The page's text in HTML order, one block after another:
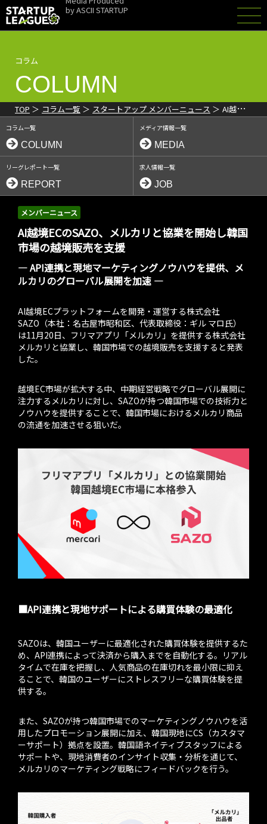
byASCII STARTUP
コラム
COLUMN
TOP コラム一覧 スタートアップ メンバーニュース
AI越境
ECのSAZO、メルカリと協業を開始 韓国市場の越境販売を支援
コラム一覧
COLUMN
メディア情報一覧
MEDIA
リーグレポート一覧
REPORT
求人情報一覧
JOB
メンバーニュース
AI越境ECのSAZO、メルカリと協業を開始し韓国
市場の越境販売を支援
― API連携と現地マーケティングノウハウを提供、メ
ルカリのグローバル展開を加速 ―
AI越境ECプラットフォームを開発・運営する株式会社
SAZO（本社：名古屋市昭和区、代表取締役：ギル マロ氏）
は11月20日、フリマアプリ「メルカリ」を提供する株式会社
メルカリと協業し、韓国市場での越境販売を支援すると発表
した。
越境EC市場が拡大する中、中期経営戦略でグローバル展開に
注力するメルカリに対し、SAZOが持つ韓国市場での技術力と
ノウハウを提供することで、韓国市場におけるメルカリ商品
の流通を加速させる狙いだ。
■API連携と現地サポートによる購買体験の最適化
SAZOは、韓国ユーザーに最適化された購買体験を提供するた
め、API連携によって決済から購入までを自動化する。リアル
タイムで在庫を把握し、人気商品の在庫切れを最小限に抑え
ることで、韓国のユーザーにストレスフリーな購買体験を提
供する。
また、SAZOが持つ韓国市場でのマーケティングノウハウを活
用したプロモーション展開に加え、韓国現地にCS（カスタマ
ーサポート）拠点を設置。韓国語ネイティブスタッフによる
サポートや、現地消費者のインサイト収集・分析を通じて、
メルカリのマーケティング戦略にフィードバックを行う。